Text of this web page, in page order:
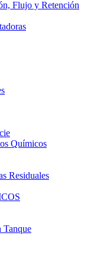
Flujo y Retención
Químicos
Residuales
Tanque